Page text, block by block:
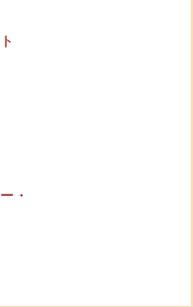
・